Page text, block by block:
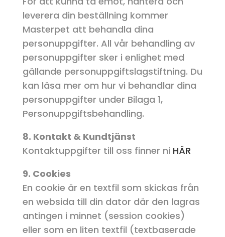
leverera din beställning kommer
Masterpet att behandla dina
personuppgifter. All vår behandling av
personuppgifter sker i enlighet med
gällande personuppgiftslagstiftning. Du
kan läsa mer om hur vi behandlar dina
personuppgifter under Bilaga 1,
Personuppgiftsbehandling.
8. Kontakt & Kundtjänst
Kontaktuppgifter till oss finner ni HÄR
9. Cookies
En cookie är en textfil som skickas från
en websida till din dator där den lagras
antingen i minnet (session cookies)
eller som en liten textfil (textbaserade